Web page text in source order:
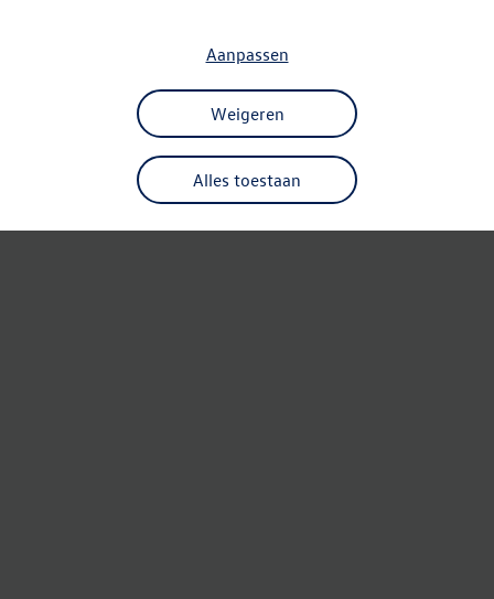
Alles toestaan
Weigeren
Aanpassen
Something went wrong. Please try
refreshing the app
Refresh